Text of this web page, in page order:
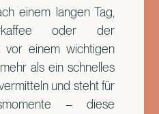
einem langen Tag,
oder der
einem wichtigen
als ein schnelles
und steht für
– diese